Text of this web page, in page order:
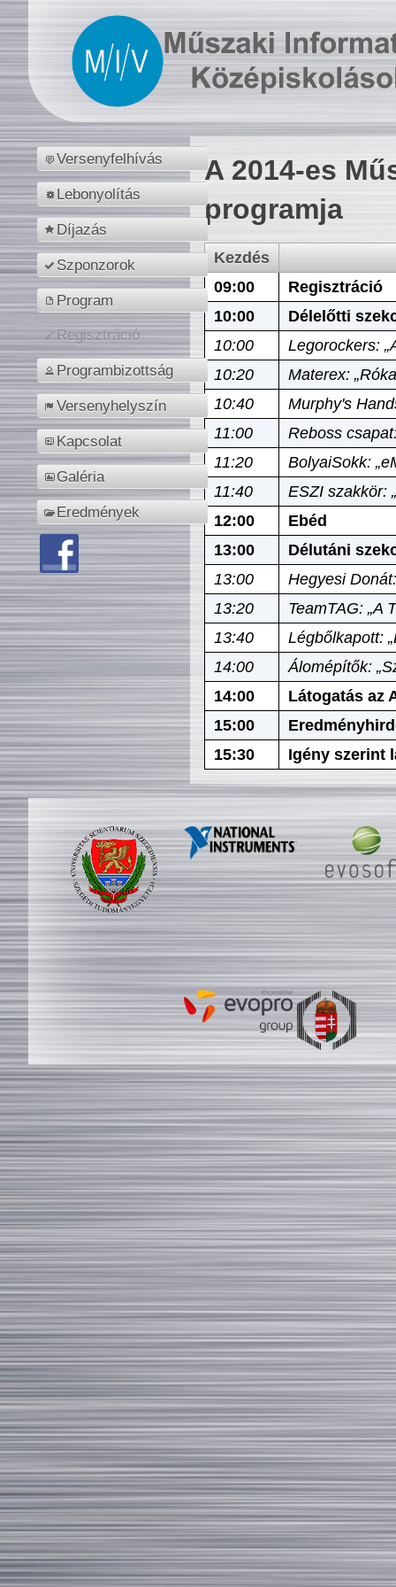
Versenyfelhívás
Lebonyolítás
Díjazás
Szponzorok
Program
Regisztráció
Programbizottság
Versenyhelyszín
Kapcsolat
Galéria
Eredmények
A 2014-es
programja
Kezdés
09:00
Regisztráció
10:00
Délelőtti
10:00
Legorockers:
10:20
Materex:
10:40
Murphy's
11:00
Reboss
11:20
BolyaiSokk:
11:40
ESZI szakkör:
12:00
Ebéd
13:00
Délutáni
13:00
Hegyesi
13:20
TeamTAG: „A
13:40
Légbőlkapott:
14:00
Álomépítők:
14:00
Látogatás az
15:00
15:30
Igény szerint